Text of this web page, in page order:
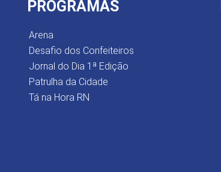
PROGRAMAS
Arena
Desafio dos Confeiteiros
Jornal do Dia 1ª Edição
Patrulha da Cidade
Tá na Hora RN